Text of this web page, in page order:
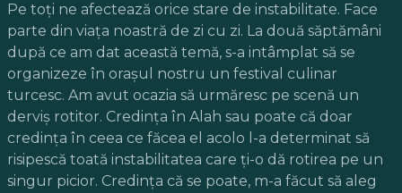
Pe toţi ne afectează orice stare de instabilitate. Face
parte din viaţa noastră de zi cu zi. La două săptămâni
după ce am dat această temă, s-a intâmplat să se
organizeze în oraşul nostru un festival culinar
turcesc. Am avut ocazia să urmăresc pe scenă un
derviş rotitor. Credinţa în Alah sau poate că doar
credinţa în ceea ce făcea el acolo l-a determinat să
risipescă toată instabilitatea care ţi-o dă rotirea pe un
singur picior. Credinţa că se poate, m-a făcut să aleg